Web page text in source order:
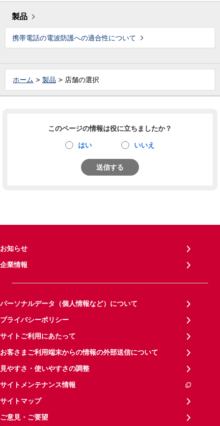
製品
携帯電話の電波防護への適合性について
ホーム 製品 店舗の選択
このページの情報は役に立ちましたか？
はい いいえ
送信する
お知らせ
企業情報
パーソナルデータ（個人情報など）について
プライバシーポリシー
サイトご利用にあたって
お客さまご利用端末からの情報の外部送信について
見やすさ・使いやすさの調整
サイトメンテナンス情報
サイトマップ
ご意見・ご要望